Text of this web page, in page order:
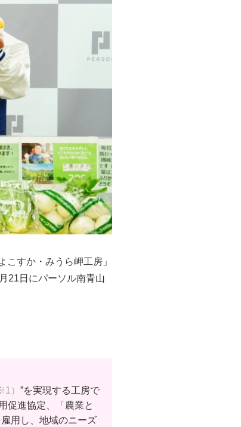
すか・みうら岬工房」
21日にパーソル南青山
） ”を実現する工房で
促進協定、「農業と
用し、地域のニーズ